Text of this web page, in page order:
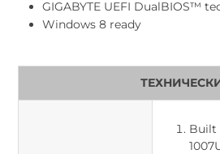
GIGABYTE UEFI DualBIOS™
Windows 8 ready
Built